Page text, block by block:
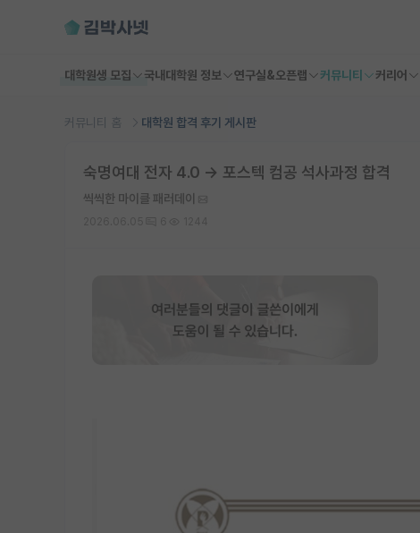
대학원생 모집 국내대학원 정보 연구실&오픈랩 커뮤니티 커리어
커뮤니티 홈 대학원 합격 후기 게시판
숙명여대 전자 4.0 → 포스텍 컴공 석사과정 합격
씩씩한 마이클 패러데이